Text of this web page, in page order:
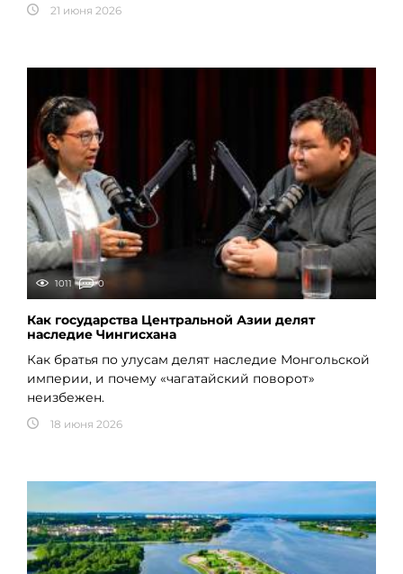
21 июня 2026
1011 0
Как государства Центральной Азии делят
наследие Чингисхана
Как братья по улусам делят наследие Монгольской
империи, и почему «чагатайский поворот»
неизбежен.
18 июня 2026